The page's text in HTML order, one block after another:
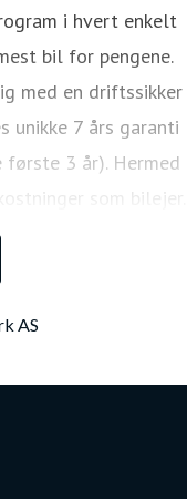
i hvert enkelt
bil for pengene.
med en driftssikker
unikke 7 års garanti
3 år). Hermed
som bilejer.
én af de højeste